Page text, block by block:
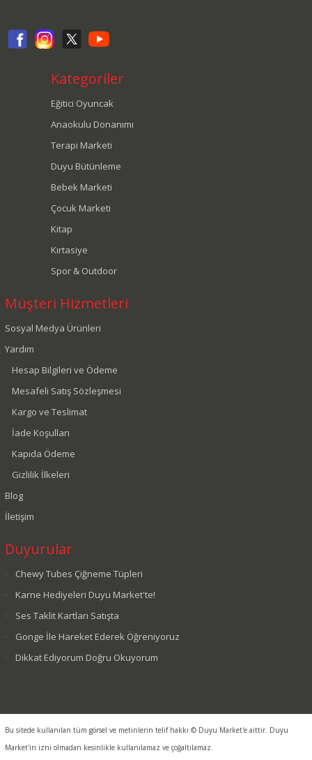
Kategoriler
Eğitici Oyuncak
Anaokulu Donanımı
Terapi Marketi
Duyu Bütünleme
Bebek Marketi
Çocuk Marketi
Kitap
Kırtasiye
Spor & Outdoor
Müşteri Hizmetleri
Sosyal Medya Ürünleri
Yardım
Hesap Bilgileri ve Ödeme
Mesafeli Satış Sözleşmesi
Kargo ve Teslimat
İade Koşulları
Kapıda Ödeme
Gizlilik İlkeleri
Blog
İletişim
Duyurular
Chewy Tubes Çiğneme Tüpleri
Karne Hediyeleri Duyu Market'te!
Ses Taklit Kartları Satışta
Gonge İle Hareket Ederek Öğreniyoruz
Dikkat Ediyorum Doğru Okuyorum
Bu sitede kullanılan tüm görsel ve metinlerin telif hakkı © Duyu Market'e aittir. Duyu
Market'in izni olmadan kesinlikle kullanılamaz ve çoğaltılamaz.